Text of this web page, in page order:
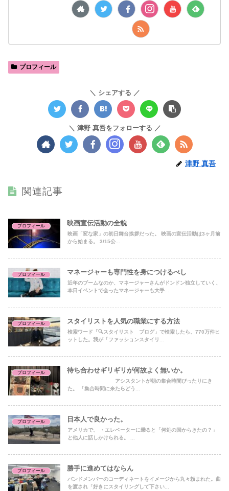
プロフィール
シェアする
津野 真吾をフォローする
津野 真吾
関連記事
プロフィール 映画宣伝活動の全貌
映画「変な家」の初日舞台挨拶だった。 映画の宣伝活動は3ヶ月前
から始まる。 3/15公...
プロフィール マネージャーも専門性を身につけるべし
近年のブームなのか、マネージャーさんがドンドン独立していく、
本日イベントで会ったマネージャーも大手...
プロフィール スタイリストを人気の職業にする方法
検索ワード「🔍スタイリスト ブログ」で検索したら、770万件ヒ
ットした。我が「ファッションスタイリ...
プロフィール 待ち合わせギリギリが何故よく無いか。
アシスタントが朝の集合時間ぴったりにき
た。 「集合時間に来たらどう...
プロフィール 日本人で良かった。
アメリカで、 ・エレベーターに乗ると「何処の国からきたの？」
と他人に話しかけられる。 ...
プロフィール 勝手に進めてはならん
バンドメンバーのコーディネートをイメージから丸々頼まれた。曲
を渡され「好きにスタイリングして下さい...